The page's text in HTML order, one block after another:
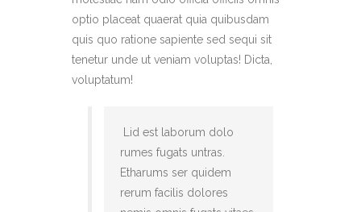
optio placeat quaerat quia quibusdam
quis quo ratione sapiente sed sequi sit
tenetur unde ut veniam voluptas! Dicta,
voluptatum!
Lid est laborum dolo
rumes fugats untras.
Etharums ser quidem
rerum facilis dolores